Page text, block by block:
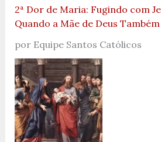
2ª Dor de Maria: Fugindo com
Quando a Mãe de Deus
por Equipe Santos Católicos